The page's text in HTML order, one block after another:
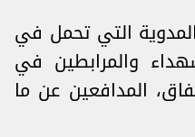
التي تحمل في
والمرابطين في
المدافعين عن ما